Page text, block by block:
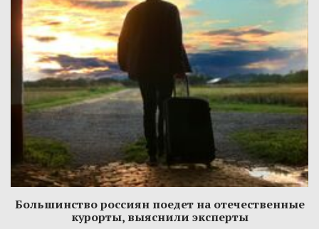
Большинство россиян поедет на отечественные
курорты, выяснили эксперты